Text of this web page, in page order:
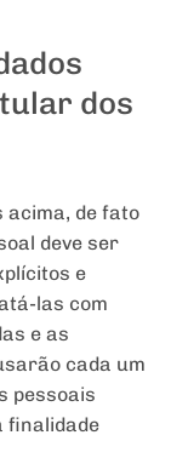
dos
acima, de fato
deve ser
e
las com
e as
cada um
pessoais
finalidade